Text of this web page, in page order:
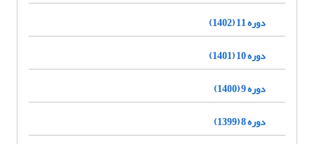
دوره 11 (1402)
دوره 10 (1401)
دوره 9 (1400)
دوره 8 (1399)